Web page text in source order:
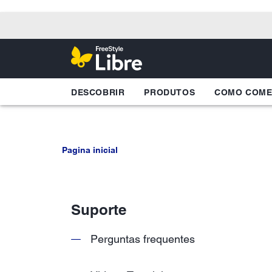
DESCOBRIR PRODUTOS COMO
Pagina inicial
Suporte
Perguntas frequentes